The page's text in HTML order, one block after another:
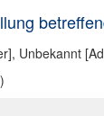
, Unbekannt